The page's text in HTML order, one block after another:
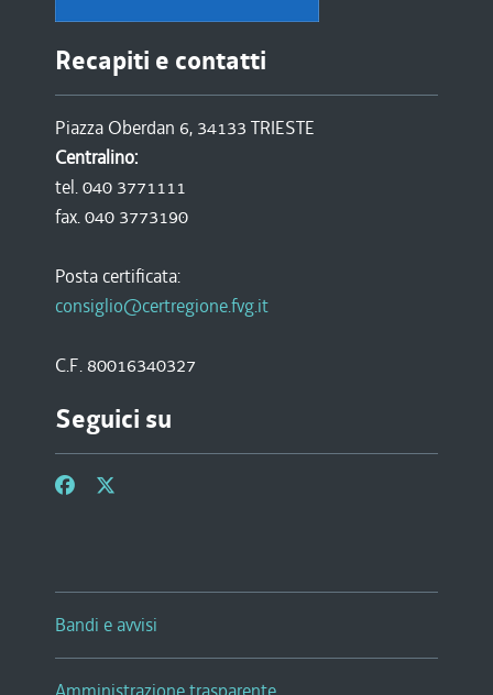
Recapiti e contatti
Piazza Oberdan 6, 34133 TRIESTE
Centralino:
tel. 040 3771111
fax. 040 3773190
Posta certificata:
consiglio@certregione.fvg.it
C.F. 80016340327
Seguici su
Bandi e avvisi